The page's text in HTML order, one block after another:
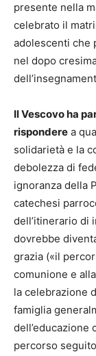
presente nella
celebrato il
adolescenti che
nel dopo
Il Vescovo ha
rispondere a
solidarietà e la
debolezza di
ignoranza della
catechesi
dell’itinerario di
dovrebbe
grazia («il
comunione e
la celebrazione
famiglia
dell’educazione
percorso